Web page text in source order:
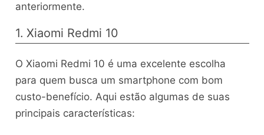
anteriormente.
1. Xiaomi Redmi 10
O Xiaomi Redmi 10 é uma excelente escolha
para quem busca um smartphone com bom
custo-benefício. Aqui estão algumas de suas
principais características: